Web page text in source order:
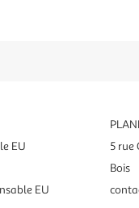
EU
5 rue
Bois
EU